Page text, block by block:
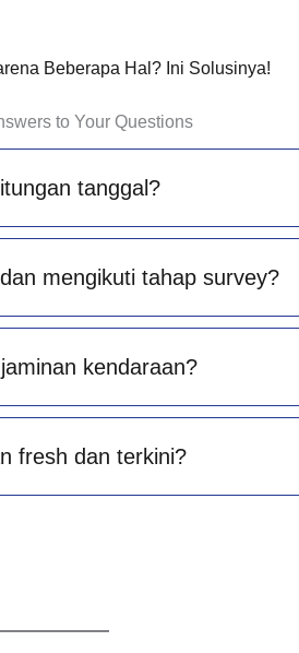
Beberapa Hal? Ini Solusinya!
to Your Questions
tanggal?
mengikuti tahap survey?
kendaraan?
fresh dan terkini?